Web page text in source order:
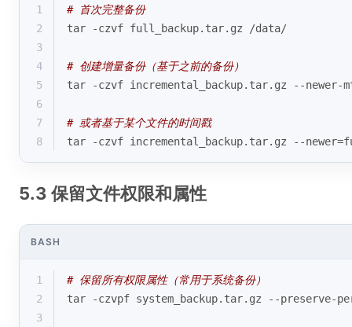
1
# 首次完整备份
2
tar -czvf full_backup.tar.gz /data/
3
4
# 创建增量备份（基于之前的备份）
5
tar -czvf incremental_backup.tar.gz --newer-
6
7
# 或者基于某个文件的时间戳
8
tar -czvf incremental_backup.tar.gz --
5.3 保留文件权限和属性
BASH
1
# 保留所有权限属性（常用于系统备份）
2
tar -czvpf system_backup.tar.gz --preserve-
3